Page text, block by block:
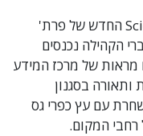
את פני כל המגיעים לארגון ה-Scientology החדש של פרת'
הקהילה נכנסים
של מרכז המידע
בסגנון
עם עץ כפרי גס
רחבי המקום.